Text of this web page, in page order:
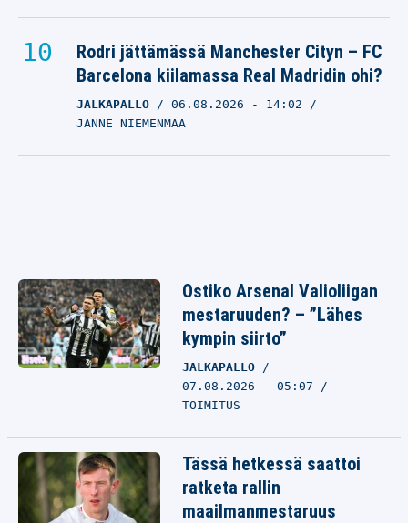
Rodri jättämässä Manchester Cityn – FC
Barcelona kiilamassa Real Madridin ohi?
JALKAPALLO 06.08.2026 - 14:02
JANNE NIEMENMAA
Ostiko Arsenal Valioliigan
mestaruuden? – ”Lähes
kympin siirto”
JALKAPALLO
07.08.2026 - 05:07
TOIMITUS
Tässä hetkessä saattoi
ratketa rallin
maailmanmestaruus